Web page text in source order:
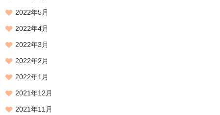
2022年5月
2022年4月
2022年3月
2022年2月
2022年1月
2021年12月
2021年11月